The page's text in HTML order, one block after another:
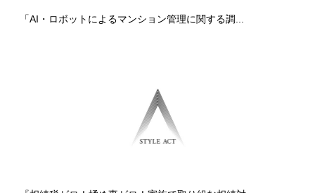
「AI・ロボットによるマンション管理に関する調...